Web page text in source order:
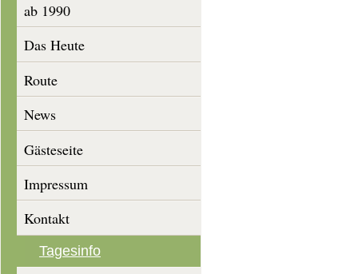
ab 1990
Das Heute
Route
News
Gästeseite
Impressum
Kontakt
Tagesinfo